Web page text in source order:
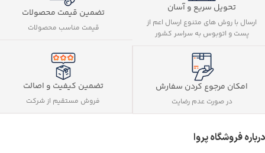
تحویل سریع و آسان
ارسال با روش های متنوع ارسال اعم از
پست و اتوبوس به سراسر کشور
تضمین قیمت محصولات
قیمت مناسب محصولات
امکان مرجوع کردن سفارش
در صورت عدم رضایت
تضمین کیفیت و اصالت
فروش مستقیم از شرکت
درباره فروشگاه پروا